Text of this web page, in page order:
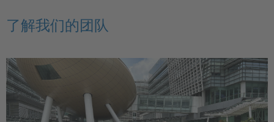
了解我们的团队